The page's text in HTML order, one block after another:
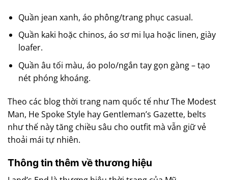
Quần jean xanh, áo phông/trang phục casual.
Quần kaki hoặc chinos, áo sơ mi lụa hoặc linen, giày
loafer.
Quần âu tối màu, áo polo/ngắn tay gọn gàng – tạo
nét phóng khoáng.
Theo các blog thời trang nam quốc tế như The Modest
Man, He Spoke Style hay Gentleman’s Gazette, belts
như thế này tăng chiều sâu cho outfit mà vẫn giữ vẻ
thoải mái tự nhiên.
Thông tin thêm về thương hiệu